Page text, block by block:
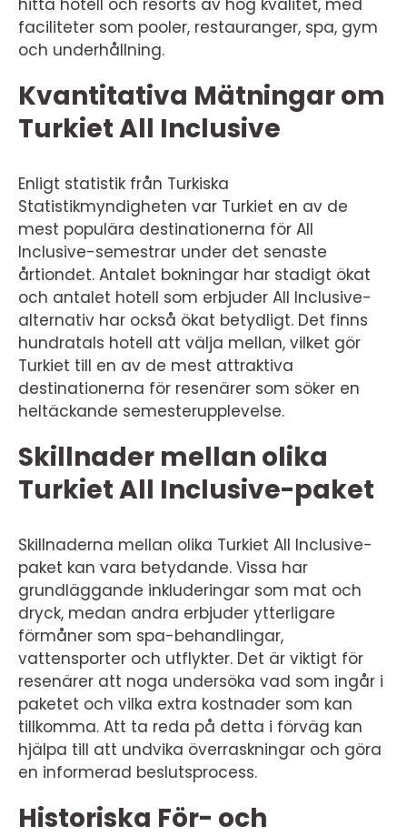
hitta hotell och resorts av hög kvalitet, med
faciliteter som pooler, restauranger, spa, gym
och underhållning.
Kvantitativa Mätningar om
Turkiet All Inclusive
Enligt statistik från Turkiska
Statistikmyndigheten var Turkiet en av de
mest populära destinationerna för All
Inclusive-semestrar under det senaste
årtiondet. Antalet bokningar har stadigt ökat
och antalet hotell som erbjuder All Inclusive-
alternativ har också ökat betydligt. Det finns
hundratals hotell att välja mellan, vilket gör
Turkiet till en av de mest attraktiva
destinationerna för resenärer som söker en
heltäckande semesterupplevelse.
Skillnader mellan olika
Turkiet All Inclusive-paket
Skillnaderna mellan olika Turkiet All Inclusive-
paket kan vara betydande. Vissa har
grundläggande inkluderingar som mat och
dryck, medan andra erbjuder ytterligare
förmåner som spa-behandlingar,
vattensporter och utflykter. Det är viktigt för
resenärer att noga undersöka vad som ingår i
paketet och vilka extra kostnader som kan
tillkomma. Att ta reda på detta i förväg kan
hjälpa till att undvika överraskningar och göra
en informerad beslutsprocess.
Historiska För- och